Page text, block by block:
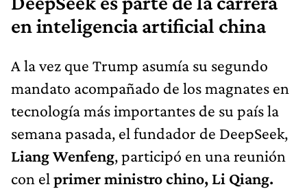
en inteligencia artificial china
A la vez que Trump asumía su segundo
mandato acompañado de los magnates en
tecnología más importantes de su país la
semana pasada, el fundador de DeepSeek,
Liang Wenfeng, participó en una reunión
con el primer ministro chino, Li Qiang.